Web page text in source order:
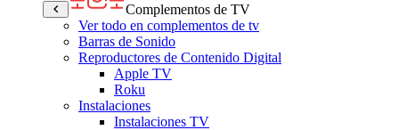
Complementos de TV
Ver todo en complementos de tv
Barras de Sonido
Reproductores de Contenido Digital
Apple TV
Roku
Instalaciones
Instalaciones TV